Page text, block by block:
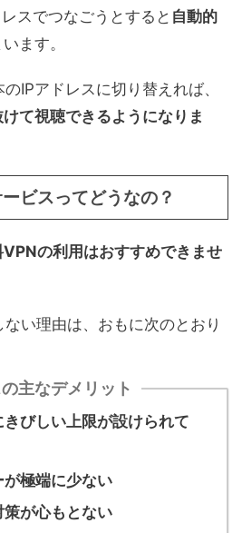
スでつなごうとすると 自動的
ます。
IPアドレスに切り替えれば、
て視聴できるようになりま
ビスってどうなの？
VPNの利用はおすすめできませ
い理由は、おもに次のとおり
主なデメリット
びしい上限が設けられて
極端に少ない
が心もとない